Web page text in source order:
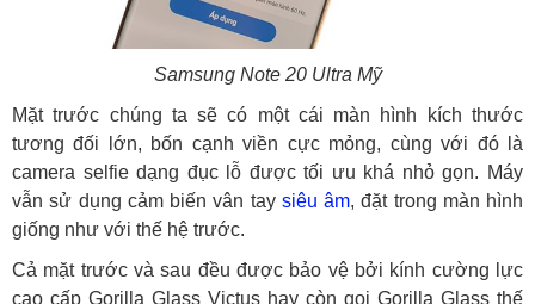
Samsung Note 20 Ultra Mỹ
Mặt trước chúng ta sẽ có một cái màn hình kích thước
tương đối lớn, bốn cạnh viền cực mỏng, cùng với đó là
camera selfie dạng đục lỗ được tối ưu khá nhỏ gọn. Máy
vẫn sử dụng cảm biến vân tay siêu âm, đặt trong màn hình
giống như với thế hệ trước.
Cả mặt trước và sau đều được bảo vệ bởi kính cường lực
cao cấp Gorilla Glass Victus hay còn gọi Gorilla Glass thế